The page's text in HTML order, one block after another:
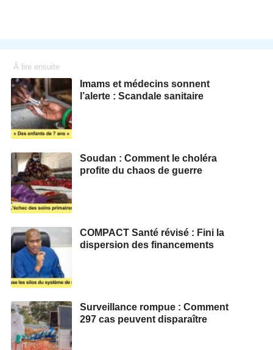
À lire ensuite
Imams et médecins sonnent
l’alerte : Scandale sanitaire
Soudan : Comment le choléra
profite du chaos de guerre
COMPACT Santé révisé : Fini la
dispersion des financements
Surveillance rompue : Comment
297 cas peuvent disparaître